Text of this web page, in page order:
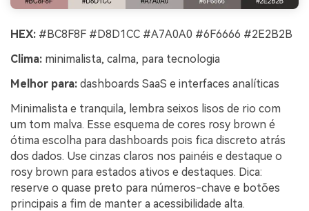
HEX: #BC8F8F #D8D1CC #A7A0A0 #6F6666 #2E2B2B
Clima: minimalista, calma, para tecnologia
Melhor para: dashboards SaaS e interfaces analíticas
Minimalista e tranquila, lembra seixos lisos de rio com
um tom malva. Esse esquema de cores rosy brown é
ótima escolha para dashboards pois fica discreto atrás
dos dados. Use cinzas claros nos painéis e destaque o
rosy brown para estados ativos e destaques. Dica:
reserve o quase preto para números-chave e botões
principais a fim de manter a acessibilidade alta.